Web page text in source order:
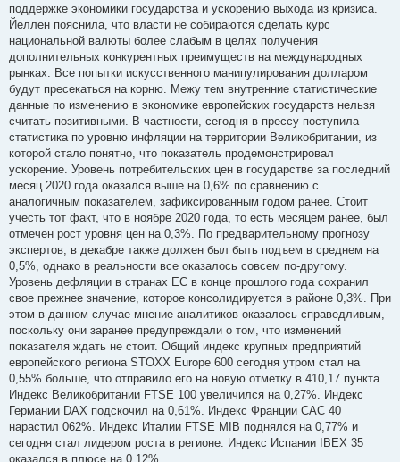
поддержке экономики государства и ускорению выхода из кризиса.
Йеллен пояснила, что власти не собираются сделать курс
национальной валюты более слабым в целях получения
дополнительных конкурентных преимуществ на международных
рынках. Все попытки искусственного манипулирования долларом
будут пресекаться на корню. Межу тем внутренние статистические
данные по изменению в экономике европейских государств нельзя
считать позитивными. В частности, сегодня в прессу поступила
статистика по уровню инфляции на территории Великобритании, из
которой стало понятно, что показатель продемонстрировал
ускорение. Уровень потребительских цен в государстве за последний
месяц 2020 года оказался выше на 0,6% по сравнению с
аналогичным показателем, зафиксированным годом ранее. Стоит
учесть тот факт, что в ноябре 2020 года, то есть месяцем ранее, был
отмечен рост уровня цен на 0,3%. По предварительному прогнозу
экспертов, в декабре также должен был быть подъем в среднем на
0,5%, однако в реальности все оказалось совсем по-другому.
Уровень дефляции в странах ЕС в конце прошлого года сохранил
свое прежнее значение, которое консолидируется в районе 0,3%. При
этом в данном случае мнение аналитиков оказалось справедливым,
поскольку они заранее предупреждали о том, что изменений
показателя ждать не стоит. Общий индекс крупных предприятий
европейского региона STOXX Europe 600 сегодня утром стал на
0,55% больше, что отправило его на новую отметку в 410,17 пункта.
Индекс Великобритании FTSE 100 увеличился на 0,27%. Индекс
Германии DAX подскочил на 0,61%. Индекс Франции CAC 40
нарастил 062%. Индекс Италии FTSE MIB поднялся на 0,77% и
сегодня стал лидером роста в регионе. Индекс Испании IBEX 35
оказался в плюсе на 0,12%.